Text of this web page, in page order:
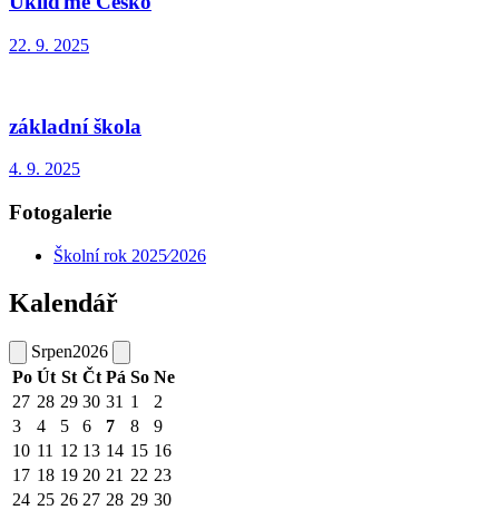
22. 9. 2025
základní škola
4. 9. 2025
Fotogalerie
Školní rok 2025⁄2026
Kalendář
Srpen2026
Po Út St Čt Pá So Ne
27 28 29 30 31 1
2
3
4 5 6 7 8
9
10 11 12 13 14 15 16
17 18 19 20 21 22 23
24 25 26 27 28 29 30